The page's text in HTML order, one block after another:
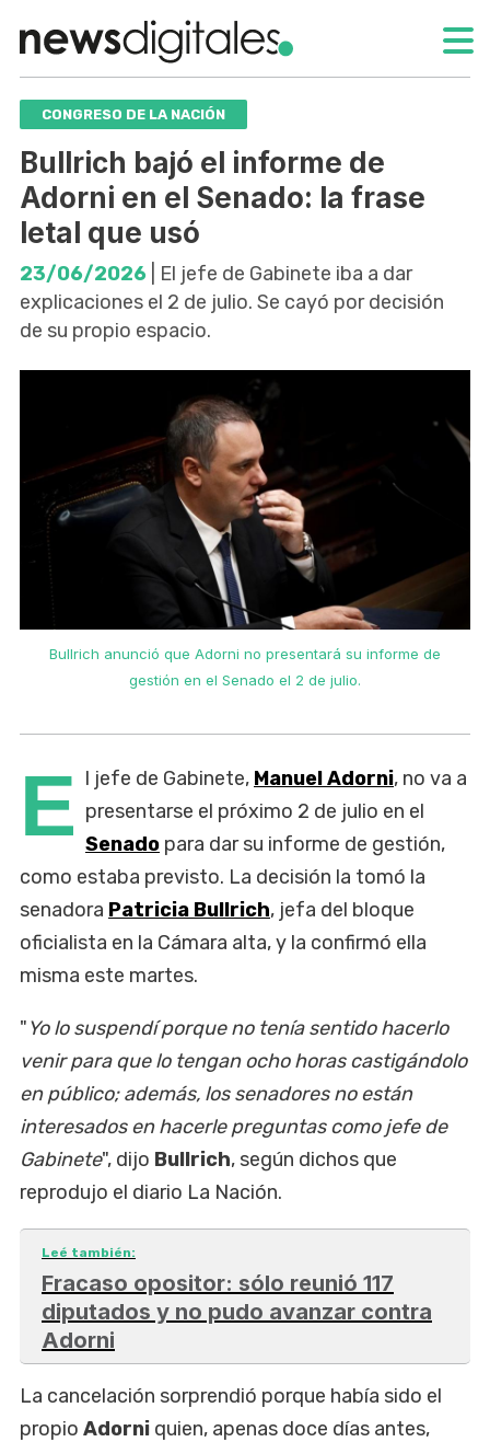
CONGRESO DE LA NACIÓN
Bullrich bajó el informe de
Adorni en el Senado: la frase
letal que usó
23/06/2026 | El jefe de Gabinete iba a dar
explicaciones el 2 de julio. Se cayó por decisión
de su propio espacio.
Bullrich anunció que Adorni no presentará su informe de
gestión en el Senado el 2 de julio.
E l jefe de Gabinete, Manuel Adorni, no va a
presentarse el próximo 2 de julio en el
Senado para dar su informe de gestión,
como estaba previsto. La decisión la tomó la
senadora Patricia Bullrich, jefa del bloque
oficialista en la Cámara alta, y la confirmó ella
misma este martes.
"Yo lo suspendí porque no tenía sentido hacerlo
venir para que lo tengan ocho horas castigándolo
en público; además, los senadores no están
interesados en hacerle preguntas como jefe de
Gabinete", dijo Bullrich, según dichos que
reprodujo el diario La Nación.
Leé también:
Fracaso opositor: sólo reunió 117
diputados y no pudo avanzar contra
Adorni
La cancelación sorprendió porque había sido el
propio Adorni quien, apenas doce días antes,